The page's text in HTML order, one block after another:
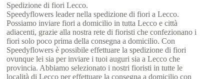
Spedizione di fiori Lecco.
Speedyflowers leader nella spedizione di fiori a Lecco.
Possiamo inviare fiori a domicilio in tutta Lecco e città
adiacenti, grazie alla nostra rete di fioristi che confezionano i
fiori solo poco prima della consegna a domicilio. Con
Speedyflowers è possibile effettuare la spedizione di fiori
ovunque lei sia per inviare i tuoi auguri sia a Lecco che
provincia. Abbiamo selezionato i nostri fioristi in tutte le
località di Lecco per effettuare la consegna a domicilio con